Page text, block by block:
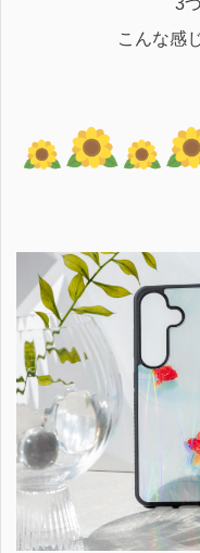
こんな感